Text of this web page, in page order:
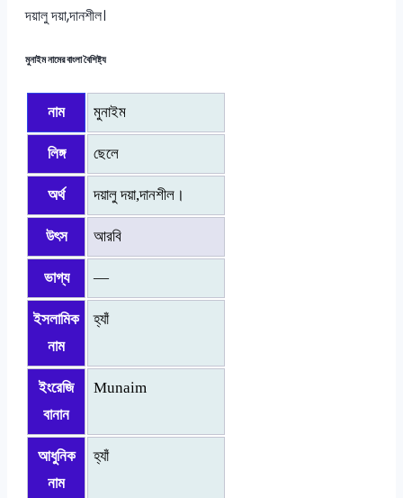
দয়ালু দয়া,দানশীল।
মুনাইম নামের বাংলা বৈশিষ্ট্য
নাম মুনাইম
লিঙ্গ ছেলে
অর্থ দয়ালু দয়া,দানশীল।
উৎস আরবি
ভাগ্য —
ইসলামিক
নাম
হ্যাঁ
ইংরেজি
বানান
Munaim
আধুনিক
নাম
হ্যাঁ